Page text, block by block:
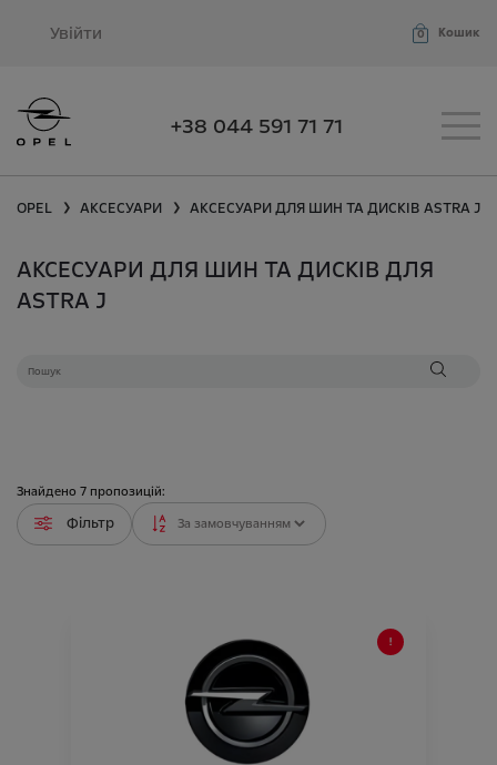
Увійти 0 Кошик
+38 044 591 71 71
OPEL ❯ АКСЕСУАРИ ❯ АКСЕСУАРИ ДЛЯ ШИН ТА ДИСКІВ ASTRA J
АКСЕСУАРИ ДЛЯ ШИН ТА ДИСКІВ ДЛЯ
ASTRA J
Знайдено 7 пропозицій:
Фільтр